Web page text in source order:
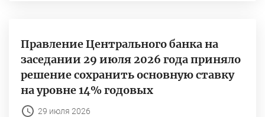
Правление Центрального банка на
заседании 29 июля 2026 года приняло
решение сохранить основную ставку
на уровне 14% годовых
29 июля 2026